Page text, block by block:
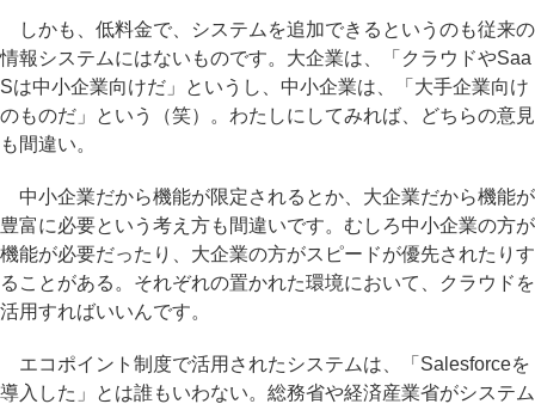
しかも、低料金で、システムを追加できるというのも従来の
情報システムにはないものです。大企業は、「クラウドやSaa
Sは中小企業向けだ」というし、中小企業は、「大手企業向け
のものだ」という（笑）。わたしにしてみれば、どちらの意見
も間違い。
中小企業だから機能が限定されるとか、大企業だから機能が
豊富に必要という考え方も間違いです。むしろ中小企業の方が
機能が必要だったり、大企業の方がスピードが優先されたりす
ることがある。それぞれの置かれた環境において、クラウドを
活用すればいいんです。
エコポイント制度で活用されたシステムは、「Salesforceを
導入した」とは誰もいわない。総務省や経済産業省がシステム